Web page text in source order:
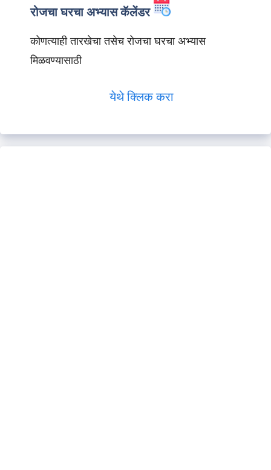
रोजचा घरचा अभ्यास कॅलेंडर
कोणत्याही तारखेचा तसेच रोजचा घरचा अभ्यास
मिळवण्यासाठी
येथे क्लिक करा